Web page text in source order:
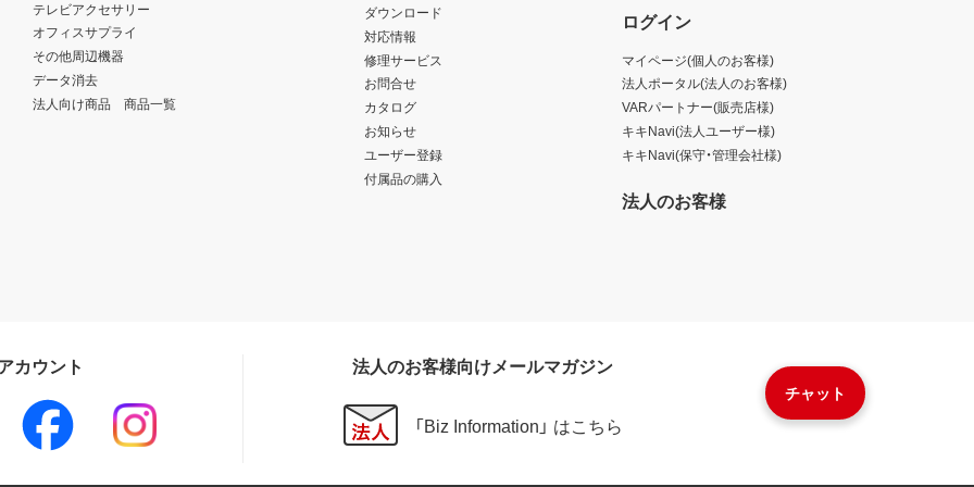
チャット
テレビアクセサリー
オフィスサプライ
その他周辺機器
データ消去
法人向け商品 商品一覧
ダウンロード
対応情報
修理サービス
お問合せ
カタログ
お知らせ
ユーザー登録
付属品の購入
ログイン
マイページ(個人のお客様)
法人ポータル(法人のお客様)
VARパートナー(販売店様)
キキNavi(法人ユーザー様)
キキNavi(保守・管理会社様)
法人のお客様
カウント 法人のお客様向けメールマガジン
「Biz Information」 はこちら